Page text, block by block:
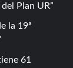
Plan UR
la 19ª
61